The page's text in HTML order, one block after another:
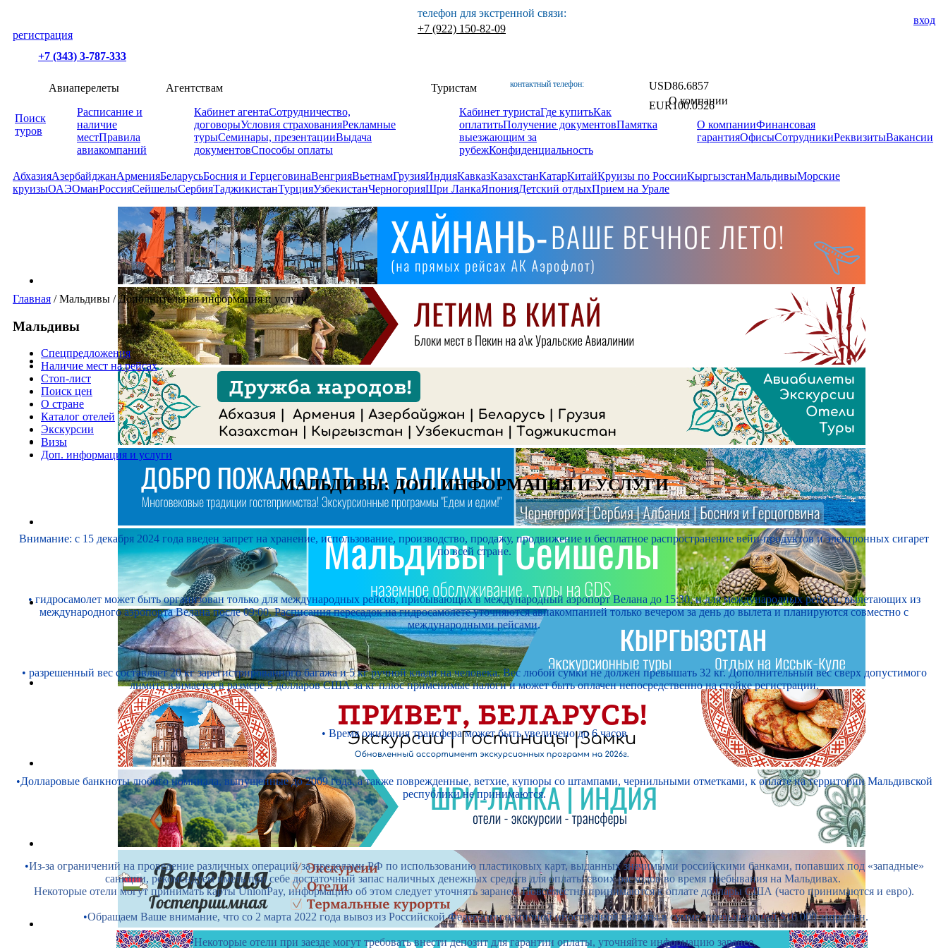
вход
регистрация
+7 (343) 3-787-333
телефон для экстренной связи:
+7 (922) 150-82-09
контактный телефон: USD86.6857
EUR100.0526
Поиск
туров
Авиаперелеты
Расписание и
наличие
местПравила
авиакомпаний
Агентствам
Кабинет агентаСотрудничество,
договорыУсловия страхованияРекламные
турыСеминары, презентацииВыдача
документовСпособы оплаты
Туристам
Кабинет туристаГде купитьКак
оплатитьПолучение документовПамятка
выезжающим за
рубежКонфиденциальность
О компании
О компанииФинансовая
гарантияОфисыСотрудникиРеквизитыВакансии
АбхазияАзербайджанАрменияБеларусьБосния и ГерцеговинаВенгрияВьетнамГрузияИндияКавказКазахстанКатарКитайКруизы по РоссииКыргызстанМальдивыМорские
круизыОАЭОманРоссияСейшелыСербияТаджикистанТурцияУзбекистанЧерногорияШри ЛанкаЯпонияДетский отдыхПрием на Урале
Главная /Мальдивы /Дополнительная информация и услуги
Мальдивы
Спецпредложения
Наличие мест на рейсах
Стоп-лист
Поиск цен
О стране
Каталог отелей
Экскурсии
Визы
Доп. информация и услуги
МАЛЬДИВЫ: ДОП. ИНФОРМАЦИЯ И УСЛУГИ
Внимание: с 15 декабря 2024 года введен запрет на хранение, использование, производство, продажу, продвижение и бесплатное распространение вейп-продуктов и электронных сигарет
по всей стране.
• гидросамолет может быть организован только для международных рейсов, прибывающих в международный аэропорт Велана до 15:30, и для международных рейсов, вылетающих из
международного аэропорта Велана после 09:00. Расписания пересадок на гидросамолете уточняются авиакомпанией только вечером за день до вылета и планируются совместно с
международными рейсами.
• разрешенный вес составляет 20 кг зарегистрированного багажа и 5 кг ручной клади на человека. Вес любой сумки не должен превышать 32 кг. Дополнительный вес сверх допустимого
лимита взимается в размере 5 долларов США за кг плюс применимые налоги и может быть оплачен непосредственно на стойке регистрации.
• Время ожидания трансфера может быть увеличено до 6 часов
•Долларовые банкноты любого номинала, выпущенные до 2009 года, а также поврежденные, ветхие, купюры со штампами, чернильными отметками, к оплате на территории Мальдивской
республики не принимаются.
•Из-за ограничений на проведение различных операций за пределами РФ по использованию пластиковых карт, выданных значимыми российскими банками, попавших под «западные»
санкции, рекомендуем иметь при себе достаточный запас наличных денежных средств для оплаты своих расходов во время пребывания на Мальдивах.
Некоторые отели могут принимать карты UnionPay, информацию об этом следует уточнять заранее. Повсеместно принимаются к оплате доллары США (часто принимаются и евро).
•Обращаем Ваше внимание, что со 2 марта 2022 года вывоз из Российской Федерации наличной иностранной валюты в сумме, превышающей $10 000 запрещен.
•Некоторые отели при заезде могут требовать внести депозит для гарантии оплаты, уточняйте информацию заранее.